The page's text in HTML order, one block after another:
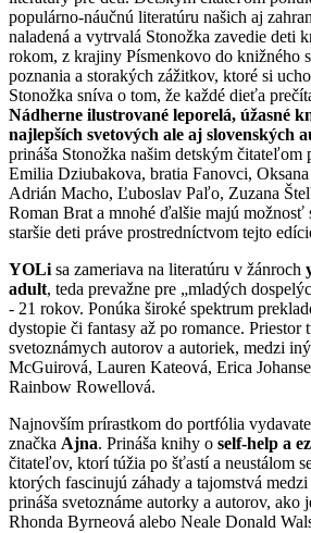
populárno-náučnú literatúru našich aj
naladená a vytrvalá Stonožka zavedie deti
rokom, z krajiny Písmenkovo do knižného
poznania a storakých zážitkov, ktoré si
Stonožka sníva o tom, že každé dieťa
Nádherne ilustrované leporelá, úžasné
najlepších svetových ale aj slovenských
prináša Stonožka našim detským čitateľom
Emilia Dziubakova, bratia Fanovci,
Adrián Macho, Ľuboslav Paľo, Zuzana
Roman Brat a mnohé ďalšie majú možnosť
staršie deti práve prostredníctvom tejto
YOLi sa zameriava na literatúru v žánroch
adult, teda prevažne pre „mladých
- 21 rokov. Ponúka široké spektrum
dystopie či fantasy až po romance. Priestor
svetoznámych autorov a autoriek, medzi
McGuirová, Lauren Kateová, Erica
Rainbow Rowellová.
Najnovším prírastkom do portfólia
značka Ajna. Prináša knihy o self-help a
čitateľov, ktorí túžia po šťastí a neustálom
ktorých fascinujú záhady a tajomstvá
prináša svetoznáme autorky a autorov, ako
Rhonda Byrneová alebo Neale Donald